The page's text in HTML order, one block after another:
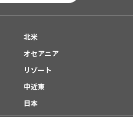
北米
オセアニア
リゾート
中近東
日本